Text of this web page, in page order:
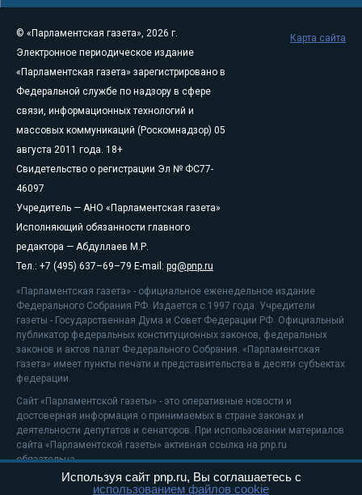
© «Парламентская газета», 2026 г.
Электронное периодическое издание
«Парламентская газета» зарегистрировано в
Федеральной службе по надзору в сфере
связи, информационных технологий и
массовых коммуникаций (Роскомнадзор) 05
августа 2011 года. 18+
Свидетельство о регистрации Эл № ФС77-
46097
Учредитель — АНО «Парламентская газета»
Исполняющий обязанности главного
редактора — Абдуллаев М.Р.
Тел.: +7 (495) 637–69–79 E-mail: pg@pnp.ru
«Парламентская газета» - официальное еженедельное издание
Федерального Собрания РФ. Издается с 1997 года. Учредители
газеты - Государственная Дума и Совет Федерации РФ. Официальный
публикатор федеральных конституционных законов, федеральных
законов и актов палат Федерального Собрания. «Парламентская
газета» имеет пункты печати и представительства в десяти субъектах
федерации.
Сайт «Парламентской газеты» - это оперативные новости и
достоверная информация о принимаемых в стране законах и
деятельности депутатов и сенаторов. При использовании материалов
сайта «Парламентской газеты» активная ссылка на pnp.ru
обязательна.
На информационном ресурсе применяютсярекомендательные
Карта сайта
Используя сайт pnp.ru, Вы соглашаетесь с
использованием файлов cookie